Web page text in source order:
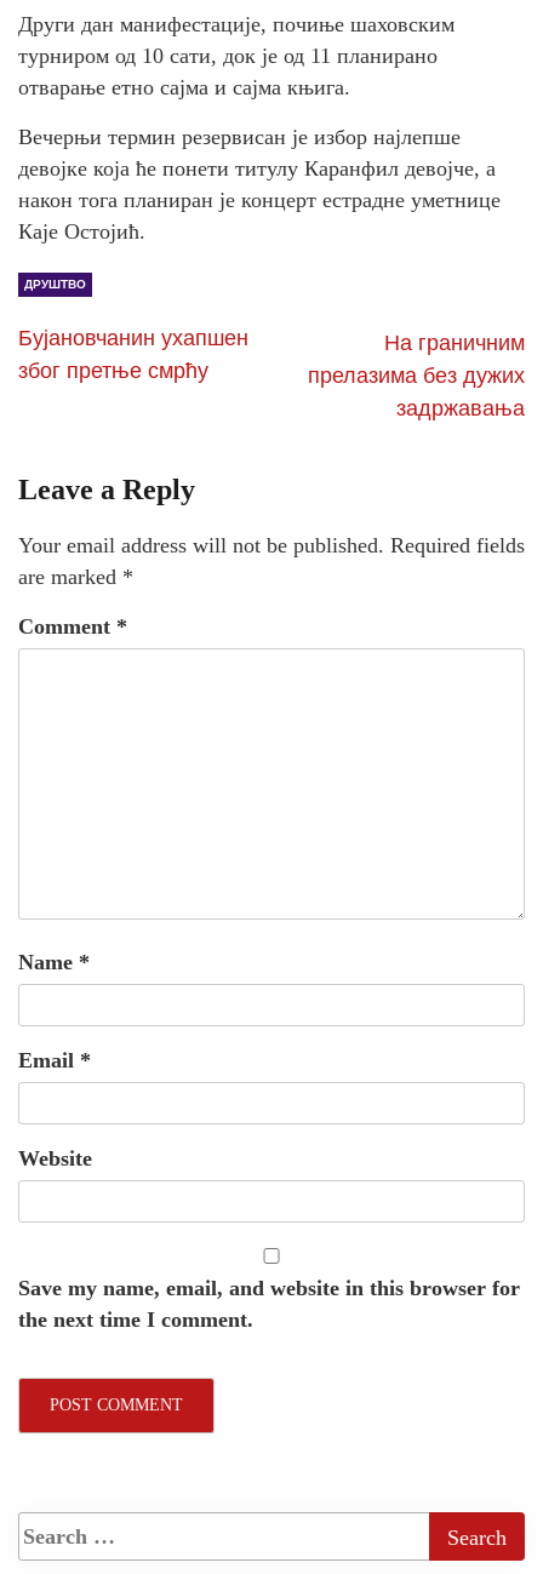
Други дан манифестације, почиње шаховским
турниром од 10 сати, док је од 11 планирано
отварање етно сајма и сајма књига.
Вечерњи термин резервисан је избор најлепше
девојке која ће понети титулу Каранфил девојче, а
након тога планиран је концерт естрадне уметнице
Каје Остојић.
ДРУШТВО
Бујановчанин ухапшен
због претње смрћу
На граничним
прелазима без дужих
задржавања
Leave a Reply
Your email address will not be published. Required fields
are marked *
Comment *
Name *
Email *
Website
Save my name, email, and website in this browser for
the next time I comment.